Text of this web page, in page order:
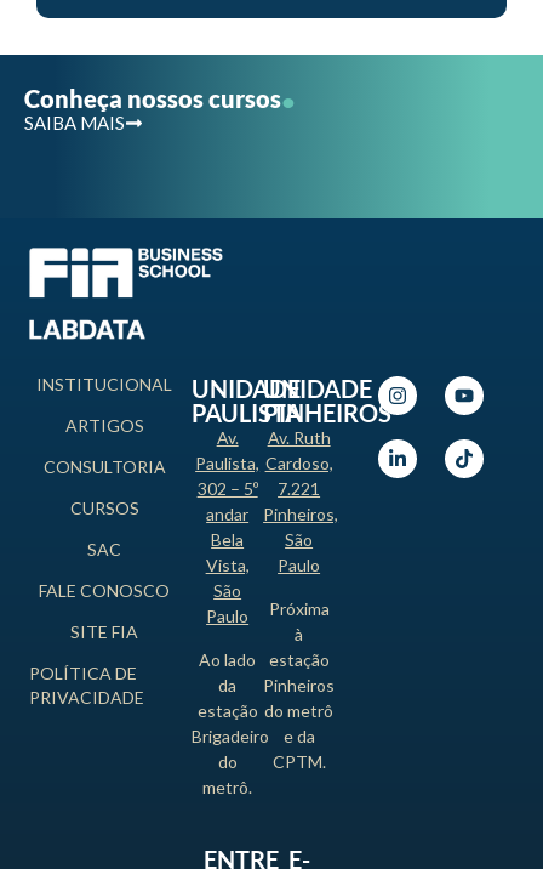
Conheça nossos cursos.
SAIBA MAIS
INSTITUCIONAL
ARTIGOS
CONSULTORIA
CURSOS
SAC
FALE CONOSCO
SITE FIA
POLÍTICA DE
PRIVACIDADE
UNIDADE
PAULISTA
Av.
Paulista,
302 – 5º
andar
Bela
Vista,
São
Paulo
Ao lado
da
estação
Brigadeiro
do
metrô.
UNIDADE
PINHEIROS
Av. Ruth
Cardoso,
7.221
Pinheiros,
São
Paulo
Próxima
à
estação
Pinheiros
do metrô
e da
CPTM.
ENTRE E-